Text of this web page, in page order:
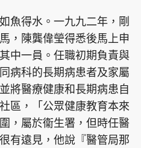
魚得水。一九九二年，剛
，陳龔偉瑩得悉後馬上申
中一員。任職初期負責與
病科的長期病患者及家屬
將醫療健康和長期病患自
區，「公眾健康教育本來
，屬於衞生署，但時任醫
有遠見，他說『醫管局那